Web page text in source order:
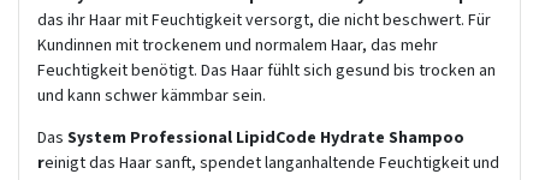
das ihr Haar mit Feuchtigkeit versorgt, die nicht beschwert. Für
Kundinnen mit trockenem und normalem Haar, das mehr
Feuchtigkeit benötigt. Das Haar fühlt sich gesund bis trocken an
und kann schwer kämmbar sein.
Das System Professional LipidCode Hydrate Shampoo
reinigt das Haar sanft, spendet langanhaltende Feuchtigkeit und